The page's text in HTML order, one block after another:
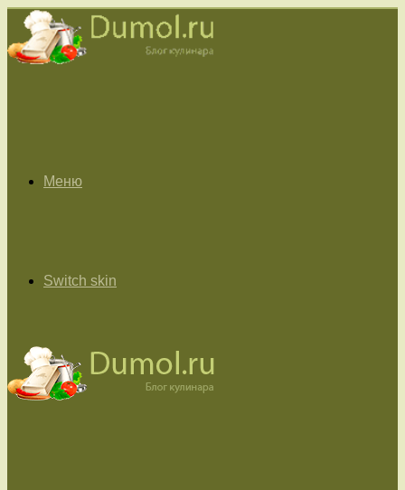
Меню
Switch skin